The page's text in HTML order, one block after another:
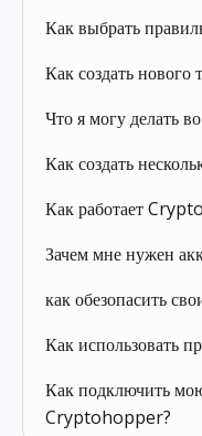
Как выбрать
Как создать нового
Что я могу делать
Как создать
Как работает
Зачем мне нужен
как обезопасить
Как использовать
Как подключить
Cryptohopper?